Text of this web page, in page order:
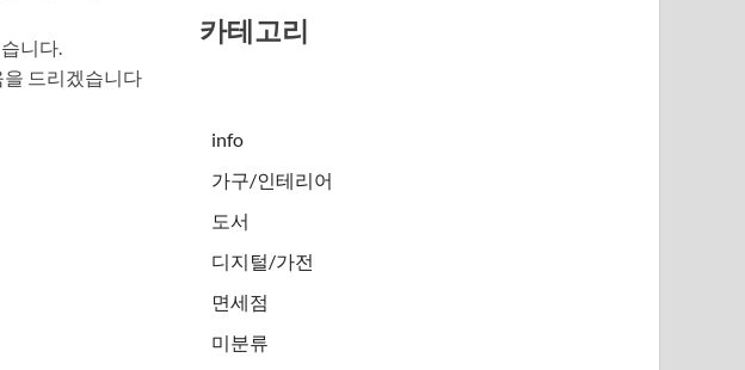
니다.
드리겠습니다
카테고리
info
가구/인테리어
도서
디지털/가전
면세점
미분류